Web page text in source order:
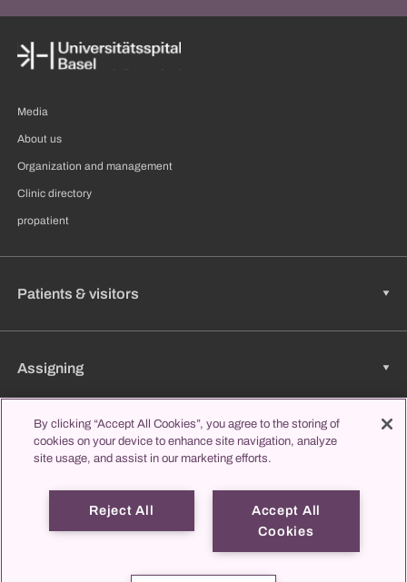
Media
About us
Organization and management
Clinic directory
propatient
Patients & visitors
Assigning
Jobs & Career
Learning & Studying
Imprint Data protection
By clicking “Accept All Cookies”, you agree to the storing of
cookies on your device to enhance site navigation, analyze
site usage, and assist in our marketing efforts.
Accept All
Cookies
Reject All